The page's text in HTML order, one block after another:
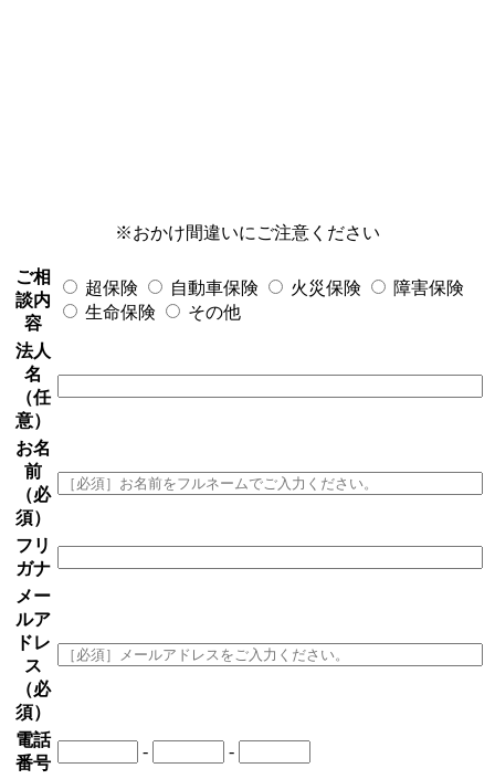
※おかけ間違いにご注意ください
ご相
談内
容
超保険 自動車保険 火災保険
障害保険
生命保険
その他
法人
名
（任
意）
お名
前
（必
須）
フリ
ガナ
メー
ルア
ドレ
ス
（必
須）
電話
番号
- -